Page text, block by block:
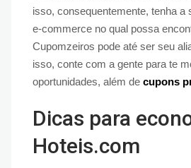
isso, consequentemente, tenha a
e-commerce no qual possa
Cupomzeiros pode até ser seu
isso, conte com a gente para te
oportunidades, além de cupons
Dicas para
Hoteis.com